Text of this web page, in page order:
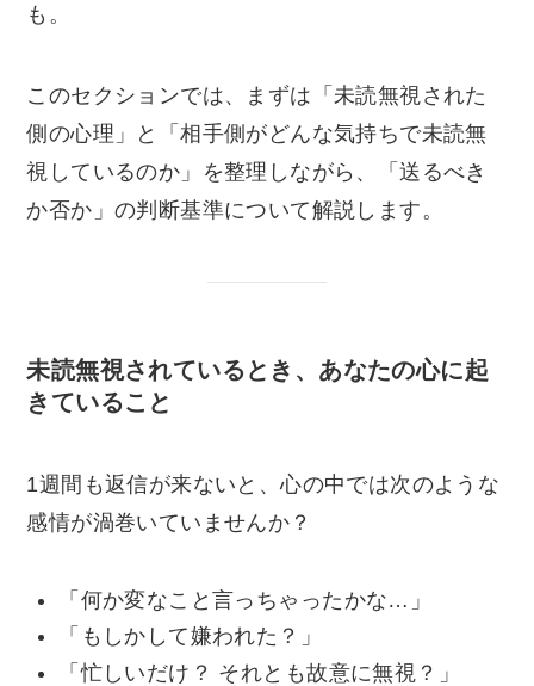
も。
このセクションでは、まずは「未読無視された
側の心理」と「相手側がどんな気持ちで未読無
視しているのか」を整理しながら、「送るべき
か否か」の判断基準について解説します。
未読無視されているとき、あなたの心に起
きていること
1週間も返信が来ないと、心の中では次のような
感情が渦巻いていませんか？
「何か変なこと言っちゃったかな…」
「もしかして嫌われた？」
「忙しいだけ？ それとも故意に無視？」